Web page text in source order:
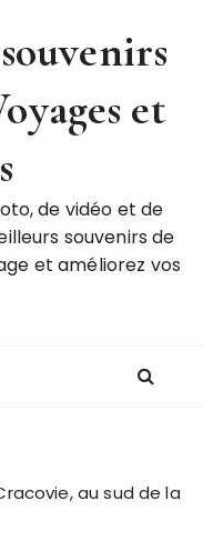
et
de vidéo et de
souvenirs de
et améliorez vos
au sud de la